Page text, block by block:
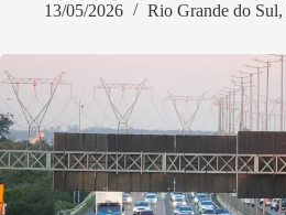
13/05/2026
Rio Grande do Sul,